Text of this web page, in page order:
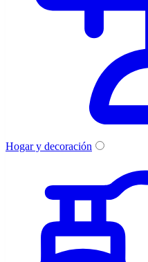
Hogar y decoración